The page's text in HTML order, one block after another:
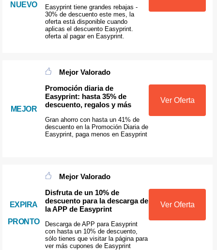
NUEVO
Easyprint tiene grandes rebajas -
30% de descuento este mes, la
oferta está disponible cuando
aplicas el descuento Easyprint.
oferta al pagar en Easyprint.
MEJOR
Mejor Valorado
Promoción diaria de
Easyprint: hasta 35% de
descuento, regalos y más
Gran ahorro con hasta un 41% de
descuento en la Promoción Diaria de
Easyprint, paga menos en Easyprint
Ver Oferta
EXPIRA
PRONTO
Mejor Valorado
Disfruta de un 10% de
descuento para la descarga de
la APP de Easyprint
Descarga de APP para Easyprint
con hasta un 10% de descuento,
sólo tienes que visitar la página para
ver más cupones de Easyprint
Ver Oferta